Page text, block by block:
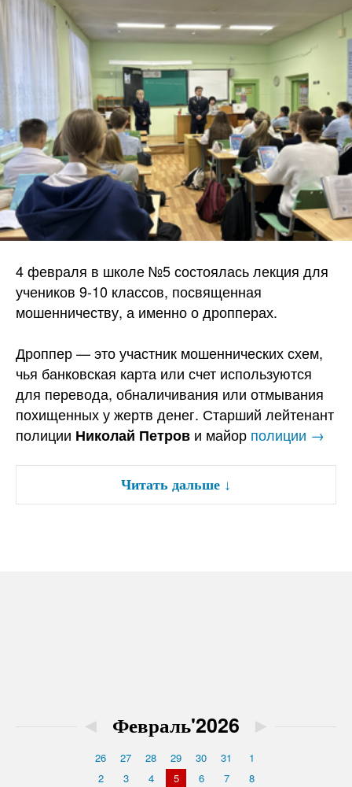
4 февраля в школе №5 состоялась лекция для
учеников 9-10 классов, посвященная
мошенничеству, а именно о дропперах.
Дроппер — это участник мошеннических схем,
чья банковская карта или счет используются
для перевода, обналичивания или отмывания
похищенных у жертв денег. Старший лейтенант
полиции Николай Петров и майор полиции →
Читать дальше ↓
◄ Февраль'2026 ►
26 27 28 29 30 31
1
2
3 4 5 6 7
8